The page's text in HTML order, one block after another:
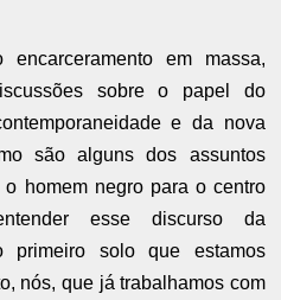
em massa,
sobre o papel do
e da nova
são alguns dos assuntos
homem negro para o centro
esse discurso da
primeiro solo que estamos
nós, que já trabalhamos com